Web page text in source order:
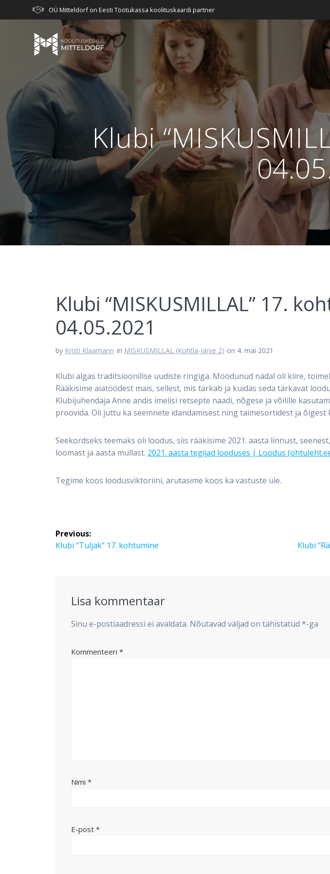
to
OÜ Mitteldorf on Eesti Töötukassa koolituskaardi partner
Klubi
Klubi “MISKUSMILLAL” 17.
04.05.2021
by Kristi Klaamann in MISKUSMILLAL (Kohtla-Järve 2) on 4. mai 2021
Klubi algas traditsioonilise uudiste ringiga. Möödunud nädal oli kiire,
Rääkisime aiatöödest mais, sellest, mis tärkab ja kuidas seda tärkavat
Klubijuhendaja Anne andis imelisi retsepte naadi, nõgese ja võilille
proovida. Oli juttu ka seemnete idandamisest ning taimesortidest ja õigest
Seekordseks teemaks oli loodus, siis rääkisime 2021. aasta linnust,
loomast ja aasta mullast. 2021. aasta tegijad looduses | Loodus
Tegime koos loodusviktoriini, arutasime koos ka vastuste üle.
Navigeerimine
Previous:
Previous
Klubi “Tuljak” 17. kohtumine
Next
Klubi
Lisa kommentaar
Sinu e-postiaadressi ei avaldata. Nõutavad väljad on tähistatud*-ga
Kommenteeri*
Nimi*
E-post*